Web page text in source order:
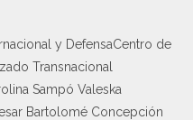
y DefensaCentro de
Transnacional
Sampó Valeska
Bartolomé Concepción